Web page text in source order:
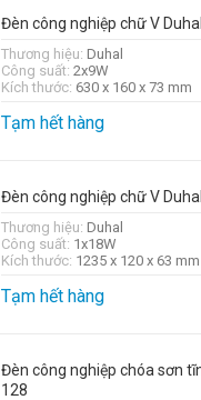
Đèn công nghiệp chữ V
Thương hiệu: Duhal
Công suất: 2x9W
Kích thước: 630 x 160 x 73 mm
Tạm hết hàng
Đèn công nghiệp chữ V
Thương hiệu: Duhal
Công suất: 1x18W
Kích thước: 1235 x 120 x 63 mm
Tạm hết hàng
Đèn công nghiệp chóa sơn
128